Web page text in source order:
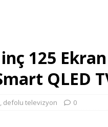
125
QLED
, defolu televizyon 0